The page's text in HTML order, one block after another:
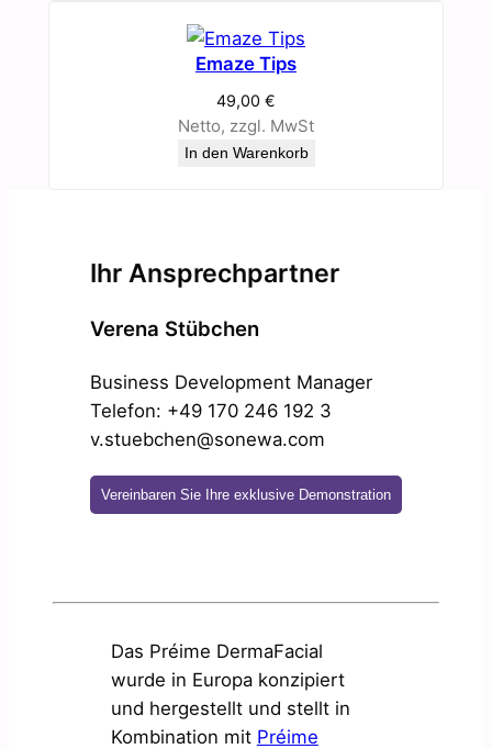
Emaze Tips
49,00 €
Netto, zzgl. MwSt
In den Warenkorb
Ihr Ansprechpartner
Verena Stübchen
Business Development Manager
Telefon: +49 170 246 192 3
v.stuebchen@sonewa.com
Vereinbaren Sie Ihre exklusive Demonstration
Das Préime DermaFacial
wurde in Europa konzipiert
und hergestellt und stellt in
Kombination mit Préime